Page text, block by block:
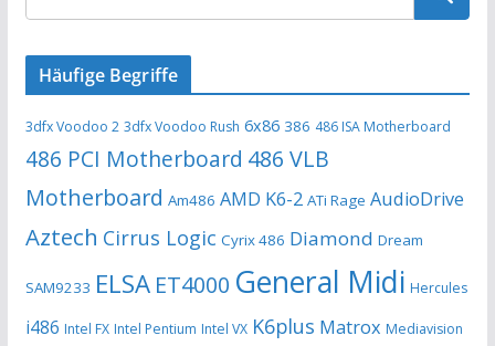
Häufige Begriffe
3dfx Voodoo 2 3dfx Voodoo Rush 6x86 386 486 ISA Motherboard
486 PCI Motherboard 486 VLB
Motherboard Am486 AMD K6-2 ATi Rage AudioDrive
Aztech Cirrus Logic Cyrix 486 Diamond Dream
SAM9233 ELSA ET4000 General Midi Hercules
i486 Intel FX Intel Pentium Intel VX K6plus Matrox Mediavision